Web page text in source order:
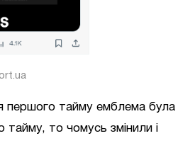
першого тайму емблема була
тайму, то чомусь змінили і